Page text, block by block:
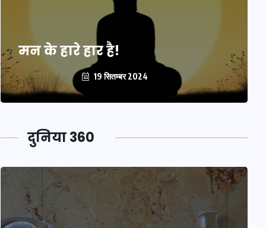
मन के हारे हार है!
19 सितम्बर 2024
दुनिया 360